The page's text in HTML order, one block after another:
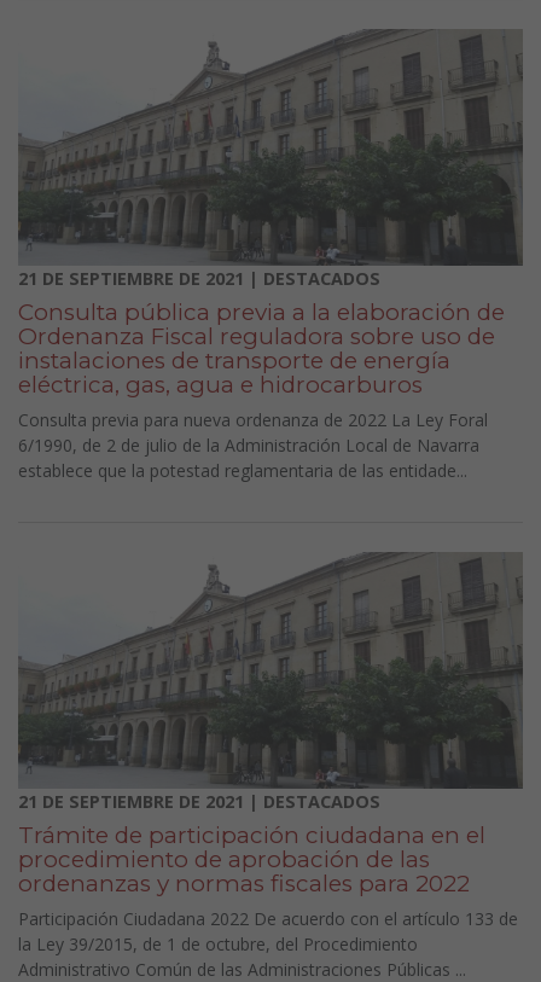
21 DE SEPTIEMBRE DE 2021 | DESTACADOS
Consulta pública previa a la elaboración de
Ordenanza Fiscal reguladora sobre uso de
instalaciones de transporte de energía
eléctrica, gas, agua e hidrocarburos
Consulta previa para nueva ordenanza de 2022 La Ley Foral
6/1990, de 2 de julio de la Administración Local de Navarra
establece que la potestad reglamentaria de las entidade...
21 DE SEPTIEMBRE DE 2021 | DESTACADOS
Trámite de participación ciudadana en el
procedimiento de aprobación de las
ordenanzas y normas fiscales para 2022
Participación Ciudadana 2022 De acuerdo con el artículo 133 de
la Ley 39/2015, de 1 de octubre, del Procedimiento
Administrativo Común de las Administraciones Públicas ...